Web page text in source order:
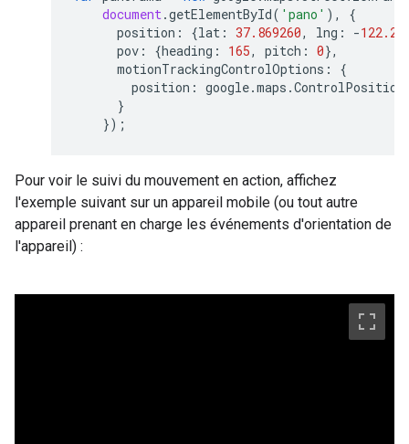
document.getElementById( 'pano' ),
{
position : {lat : 37.869260, lng : -
pov : {heading : 165, pitch : 0},
motionTrackingControlOptions :
{
position : google.maps .ControlPosition
}
});
Pour voir le suivi du mouvement en action, affichez
l'exemple suivant sur un appareil mobile (ou tout autre
appareil prenant en charge les événements d'orientation de
l'appareil) :